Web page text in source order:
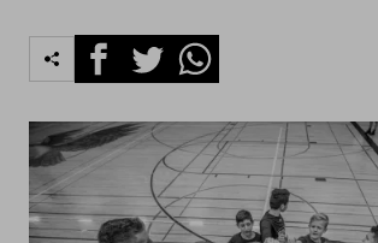
FacebookTwitterWhatsapp